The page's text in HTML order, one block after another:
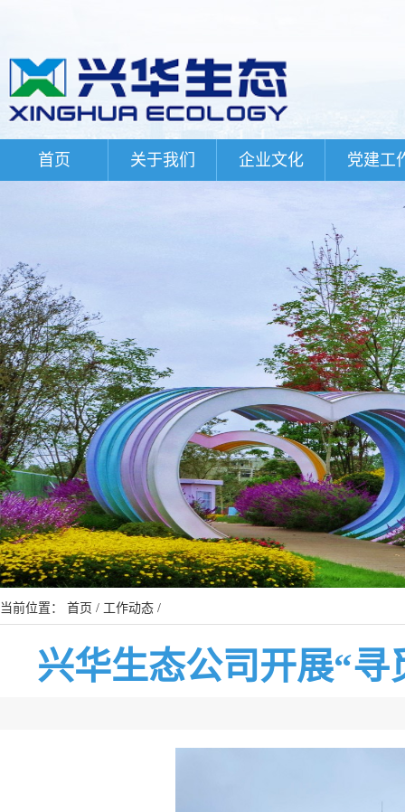
首页 关于我们 企业文化 党建工
当前位置： 首页 / 工作动态 /
兴华生态公司开展“